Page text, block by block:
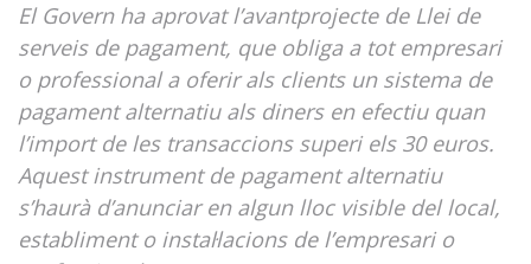
El Govern ha aprovat l’avantprojecte de Llei de
serveis de pagament, que obliga a tot empresari
o professional a oferir als clients un sistema de
pagament alternatiu als diners en efectiu quan
l’import de les transaccions superi els 30 euros.
Aquest instrument de pagament alternatiu
s’haurà d’anunciar en algun lloc visible del local,
establiment o instal·lacions de l’empresari o